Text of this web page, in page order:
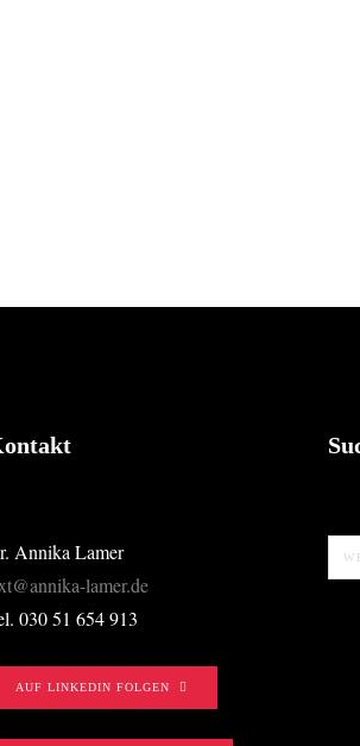
Annika Lamer
lamer.de
030 51 654 913
AUF LINKEDIN FOLGEN